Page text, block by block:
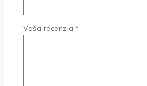
Vaša recenzia *